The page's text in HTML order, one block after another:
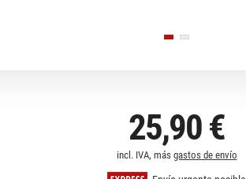
25,90 €
incl. IVA, más gastos de envío